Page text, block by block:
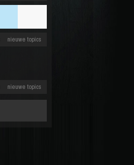
nieuwe topics
nieuwe topics